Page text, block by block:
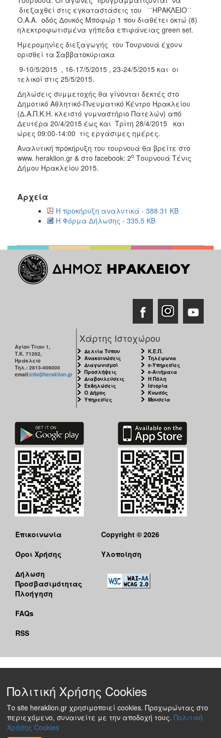
ΔΗΜΟΤΗΣ
ΕΠΙΣΚΕΠΤΗΣ
ΗΡΑΚΛΕΙΟ
διεξαχθεί στις εγκαταστάσεις του ΄΄ΗΡΑΚΛΕΙΟ΄΄
Ο.Α.Α. οδός Δουκός Μποφώρ 1 που διαθέτει οκτώ (8)
ηλεκτροφωτισμένα γήπεδα επιφάνειας green set.
Ημερομηνίες διεξαγωγής του Τουρνουά έχουν
ορισθεί τα Σαββατοκύριακα
9-10/5/2015 , 16-17/5/2015 , 23-24/5/2015 και οι
τελικοί στις 25/5/2015.
Δηλώσεις συμμετοχής θα γίνονται δεκτές στο
Δημοτικό Αθλητικό-Πνευματικό Κέντρο Ηρακλείου
(Δ.Α.Π.Κ.Η. κλειστό γυμναστήριο Πατελών) από
Δευτέρα 20/4/2015 έως και Τρίτη 28/4/2015 και
ώρες 09:00-14:00 τις εργάσιμες ημέρες.
Αναλυτική προκήρυξη του τουρνουά θα βρείτε στο
www. heraklion.gr & στο facebook: 2ο Τουρνουά Τένις
Δήμου Ηρακλείου 2015.
Αρχεία
Η προκήρυξη αναλυτικά - 388.31 KB
Η Φόρμα Δήλωσης - 335.5 KB
Αγίου Τίτου 1,
Τ.Κ. 71202,
Ηράκλειο
Τηλ.: 2813-409000
email:info@heraklion.gr
Χάρτης Ιστοχώρου
Δελτία Τύπου
Ανακοινώσεις
Διαγωνισμοί
Προσλήψεις
Διαβουλεύσεις
Εκδηλώσεις
Ο Δήμος
Υπηρεσίες
Κ.Ε.Π.
Τηλέφωνα
e-Υπηρεσίες
e-Αιτήματα
Η Πόλη
Ιστορία
Κνωσός
Μουσεία
Επικοινωνία
Όροι Χρήσης
Δήλωση
Προσβασιμότητας
Πλοήγηση
FAQs
RSS
Copyright © 2026
Υλοποίηση
Πολιτική Χρήσης Cookies
Το site heraklion.gr χρησιμοποιεί cookies. Προχωρώντας στο
περιεχόμενο, συναινείτε με την αποδοχή τους. Πολιτική
Χρήσης Cookies